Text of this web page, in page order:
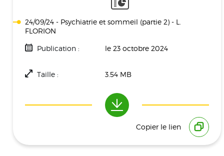
24/09/24 - Psychiatrie et sommeil (partie 2) - L.
FLORION
Publication : le 23 octobre 2024
Taille : 3.54 MB
392
Copier le lien